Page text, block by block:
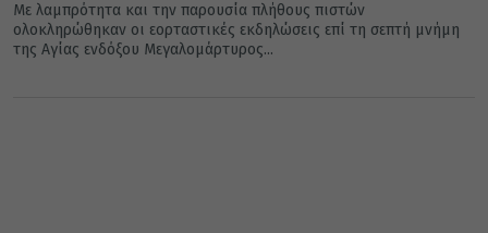
Με λαμπρότητα και την παρουσία πλήθους πιστών
ολοκληρώθηκαν οι εορταστικές εκδηλώσεις επί τη σεπτή μνήμη
της Αγίας ενδόξου Μεγαλομάρτυρος...